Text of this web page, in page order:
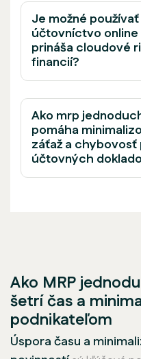
Je možné
účtovníctvo online
prináša cloudové
financií?
Ako mrp
pomáha
záťaž a
účtovných
Ako MRP
šetrí čas a
podnikateľom
Úspora času a